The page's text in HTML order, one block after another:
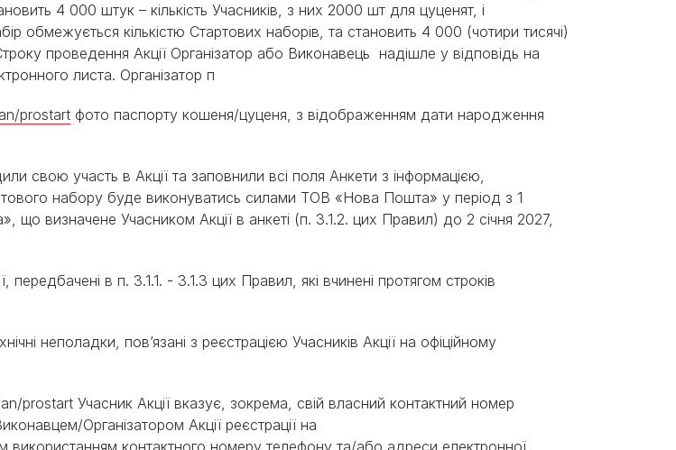
4 000 штук – кількість Учасників, з них 2000 шт для цуценят, і
обмежується кількістю Стартових наборів, та становить 4 000 (чотири тисячі)
проведення Акції Організатор або Виконавець надішле у відповідь на
листа. Організатор п
prostart фото паспорту кошеня/цуценя, з відображенням дати народження
свою участь в Акції та заповнили всі поля Анкети з інформацією,
набору буде виконуватись силами ТОВ «Нова Пошта» у період з 1
визначене Учасником Акції в анкеті (п. 3.1.2. цих Правил) до 2 січня 2027,
передбачені в п. 3.1.1. - 3.1.3 цих Правил, які вчинені протягом строків
неполадки, пов’язані з реєстрацією Учасників Акції на офіційному
prostart Учасник Акції вказує, зокрема, свій власний контактний номер
/Організатором Акції реєстрації на
використанням контактного номеру телефону та/або адреси електронної